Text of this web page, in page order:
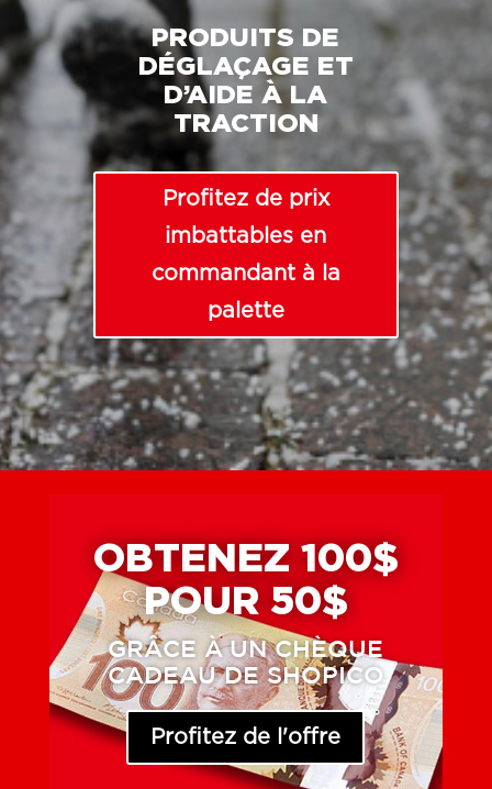
PRODUITS DE
DÉGLAÇAGE ET
D’AIDE À LA
TRACTION
Profitez de prix
imbattables en
commandant à la
palette
OBTENEZ 100$
POUR 50$
GRÂCE À UN CHÈQUE
CADEAU DE SHOPICO
Profitez de l'offre